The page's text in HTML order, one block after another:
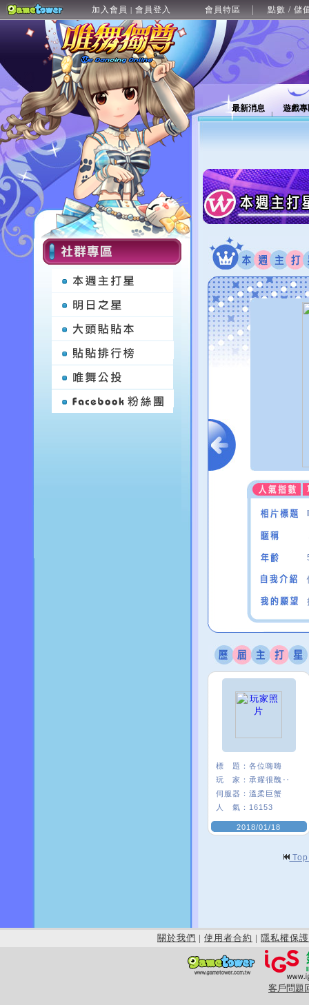
加入會員 | 會員登入 會員特區 點數 / 儲
最新消息 遊戲
標 題： 各位嗨嗨
玩 家： 承耀很醜‥
伺服器： 溫柔巨蟹
人 氣： 16153
2018/01/18
關於我們 | 使用者合約 | 隱私權保護
客戶問題